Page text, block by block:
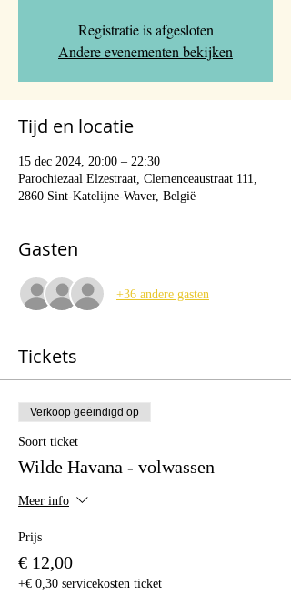
Registratie is afgesloten
Andere evenementen bekijken
Tijd en locatie
15 dec 2024, 20:00 – 22:30
Parochiezaal Elzestraat, Clemenceaustraat 111,
2860 Sint-Katelijne-Waver, België
Gasten
+36 andere gasten
Tickets
Verkoop geëindigd op
Soort ticket
Wilde Havana - volwassen
Meer info
Prijs
€ 12,00
+€ 0,30 servicekosten ticket